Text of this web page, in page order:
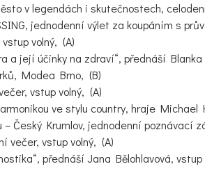
v legendách i skutečnostech,
jednodenní výlet za koupáním s
volný, (A)
její účinky na zdraví“, přednáší Blanka
Modea Brno, (B)
vstup volný, (A)
ve stylu country, hraje Michael
Krumlov, jednodenní poznávací
vstup volný, (A)
přednáší Jana Bělohlavová, vstup